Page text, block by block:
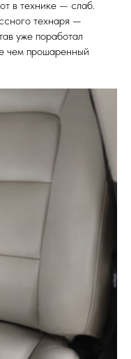
в технике — слаб.
технаря —
уже поработал
чем прошаренный